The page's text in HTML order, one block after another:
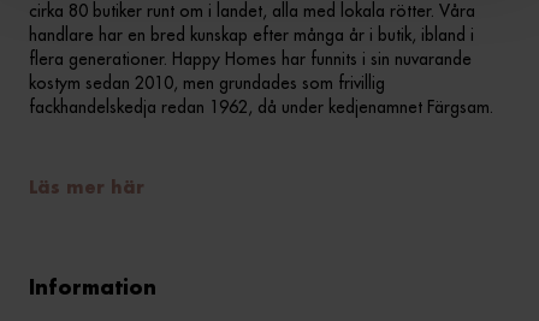
cirka 80 butiker runt om i landet, alla med lokala rötter. Våra
handlare har en bred kunskap efter många år i butik, ibland i
flera generationer. Happy Homes har funnits i sin nuvarande
kostym sedan 2010, men grundades som frivillig
fackhandelskedja redan 1962, då under kedjenamnet Färgsam.
Läs mer här
Information